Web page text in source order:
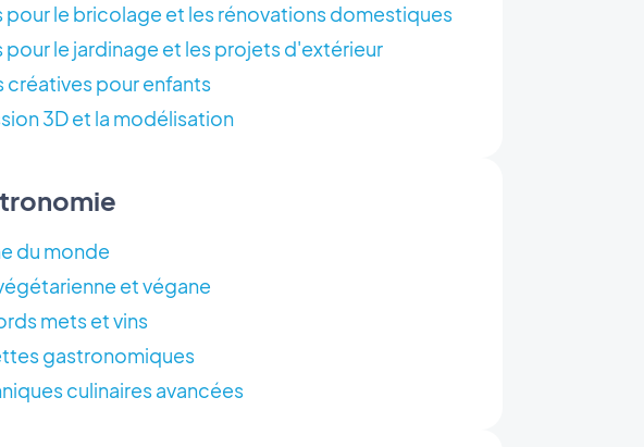
pour le bricolage et les rénovations domestiques
pour le jardinage et les projets d'extérieur
créatives pour enfants
3D et la modélisation
du monde
et végane
mets et vins
gastronomiques
culinaires avancées